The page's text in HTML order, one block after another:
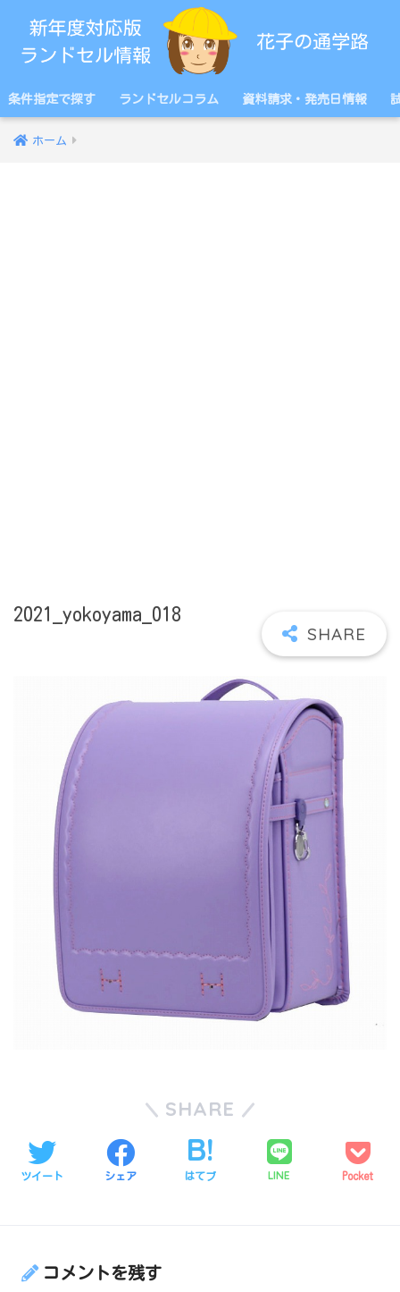
条件指定で探す ランドセルコラム 資料請求・発売日情報
ホーム
2021_yokoyama_018
SHARE
ツイート シェア はてブ LINE Pocket
コメントを残す